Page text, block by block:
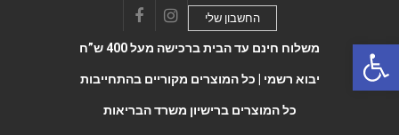
FacebookInstagram
החשבון שלי
משלוח חינם עד הבית ברכישה מעל 400 ש”ח
יבוא רשמי | כל המוצרים מקוריים בהתחייבות
כל המוצרים ברישיון משרד הבריאות